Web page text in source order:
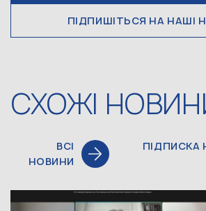
ПІДПИШІТЬСЯ НА НАШІ
СХОЖІ
ВСІ
НОВИНИ
ПІДПИСКА